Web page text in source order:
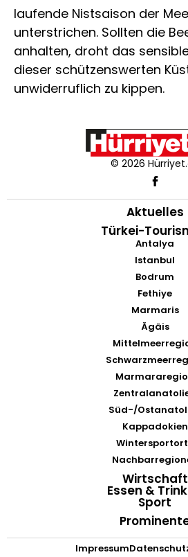
laufende Nistsaison der
unterstrichen. Sollten die
anhalten, droht das
dieser schützenswerten
unwiderruflich zu kippen.
© 2026
Aktuelles
Türkei-
Antalya
Istanbul
Bodrum
Fethiye
Marmaris
Ägäis
Süd-/
Kappadokien
Wirtschaft
Essen &
Sport
Impressum